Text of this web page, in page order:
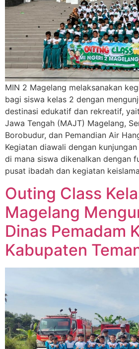
MIN 2 Magelang melaksanakan
bagi siswa kelas 2 dengan
destinasi edukatif dan rekreatif,
Jawa Tengah (MAJT) Magelang,
Borobudur, dan Pemandian Air
Kegiatan diawali dengan
di mana siswa dikenalkan dengan
pusat ibadah dan kegiatan
Outing Class
Magelang
Dinas Pemadam
Kabupaten